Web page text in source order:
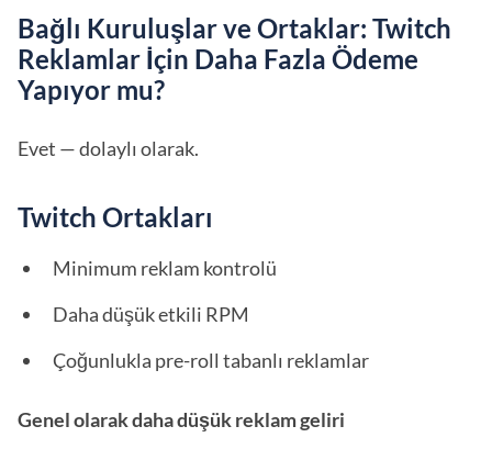
Bağlı Kuruluşlar ve Ortaklar: Twitch
Reklamlar İçin Daha Fazla Ödeme
Yapıyor mu?
Evet — dolaylı olarak.
Twitch Ortakları
Minimum reklam kontrolü
Daha düşük etkili RPM
Çoğunlukla pre-roll tabanlı reklamlar
Genel olarak daha düşük reklam geliri